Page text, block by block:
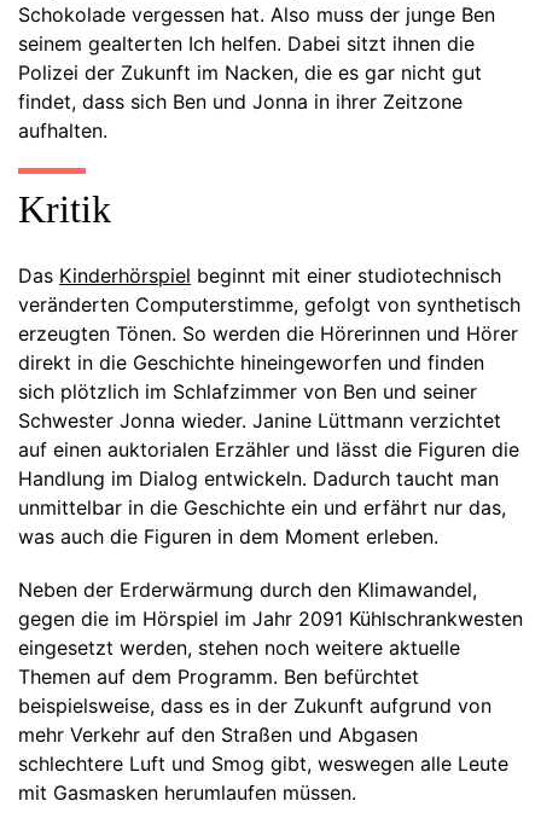
Schokolade vergessen hat. Also muss der junge Ben
seinem gealterten Ich helfen. Dabei sitzt ihnen die
Polizei der Zukunft im Nacken, die es gar nicht gut
findet, dass sich Ben und Jonna in ihrer Zeitzone
aufhalten.
Kritik
Das Kinderhörspiel beginnt mit einer studiotechnisch
veränderten Computerstimme, gefolgt von synthetisch
erzeugten Tönen. So werden die Hörerinnen und Hörer
direkt in die Geschichte hineingeworfen und finden
sich plötzlich im Schlafzimmer von Ben und seiner
Schwester Jonna wieder. Janine Lüttmann verzichtet
auf einen auktorialen Erzähler und lässt die Figuren die
Handlung im Dialog entwickeln. Dadurch taucht man
unmittelbar in die Geschichte ein und erfährt nur das,
was auch die Figuren in dem Moment erleben.
Neben der Erderwärmung durch den Klimawandel,
gegen die im Hörspiel im Jahr 2091 Kühlschrankwesten
eingesetzt werden, stehen noch weitere aktuelle
Themen auf dem Programm. Ben befürchtet
beispielsweise, dass es in der Zukunft aufgrund von
mehr Verkehr auf den Straßen und Abgasen
schlechtere Luft und Smog gibt, weswegen alle Leute
mit Gasmasken herumlaufen müssen.